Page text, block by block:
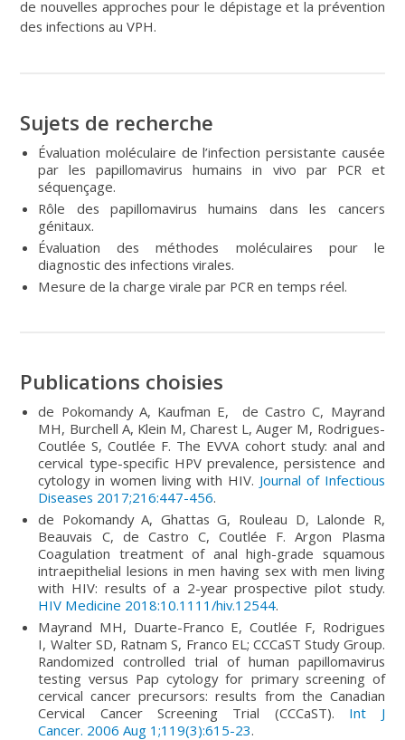
de nouvelles approches pour le dépistage et la prévention
des infections au VPH.
Sujets de recherche
Évaluation moléculaire de l’infection persistante causée
par les papillomavirus humains in vivo par PCR et
séquençage.
Rôle des papillomavirus humains dans les cancers
génitaux.
Évaluation des méthodes moléculaires pour le
diagnostic des infections virales.
Mesure de la charge virale par PCR en temps réel.
Publications choisies
de Pokomandy A, Kaufman E, de Castro C, Mayrand
MH, Burchell A, Klein M, Charest L, Auger M, Rodrigues-
Coutlée S, Coutlée F. The EVVA cohort study: anal and
cervical type-specific HPV prevalence, persistence and
cytology in women living with HIV. Journal of Infectious
Diseases 2017;216:447-456.
de Pokomandy A, Ghattas G, Rouleau D, Lalonde R,
Beauvais C, de Castro C, Coutlée F. Argon Plasma
Coagulation treatment of anal high-grade squamous
intraepithelial lesions in men having sex with men living
with HIV: results of a 2-year prospective pilot study.
HIV Medicine 2018:10.1111/hiv.12544.
Mayrand MH, Duarte-Franco E, Coutlée F, Rodrigues
I, Walter SD, Ratnam S, Franco EL; CCCaST Study Group.
Randomized controlled trial of human papillomavirus
testing versus Pap cytology for primary screening of
cervical cancer precursors: results from the Canadian
Cervical Cancer Screening Trial (CCCaST). Int J
Cancer. 2006 Aug 1;119(3):615-23.